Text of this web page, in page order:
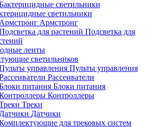
светильники
Армстронг
Подсветка для
ленты
светильников
Пульты управления
Рассеиватели
Блоки питания
Контроллеры
Треки
Датчики